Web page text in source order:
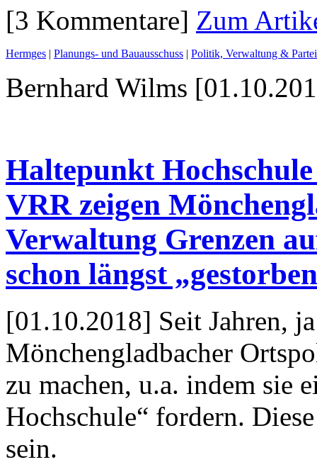
[3 Kommentare] Zum
Hermges | Planungs- und Bauausschuss | Politik, Verwaltung &
Bernhard Wilms
Haltepunkt
VRR zeigen
Verwaltung Grenzen
schon längst
[01.10.2018] Seit Jahren,
Mönchenglad­bacher
zu machen, u.a. indem sie
Hochschule“ fordern.
sein.